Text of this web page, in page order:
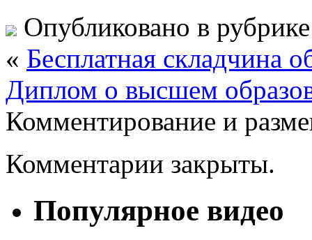
Опубликовано в
« Бесплатная складчина
Диплом о высшем
Комментирование и
Комментарии закрыты.
Популярное видео